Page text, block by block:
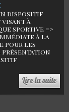
dispositif
à
sportive =>
à la
pour les
Présentation